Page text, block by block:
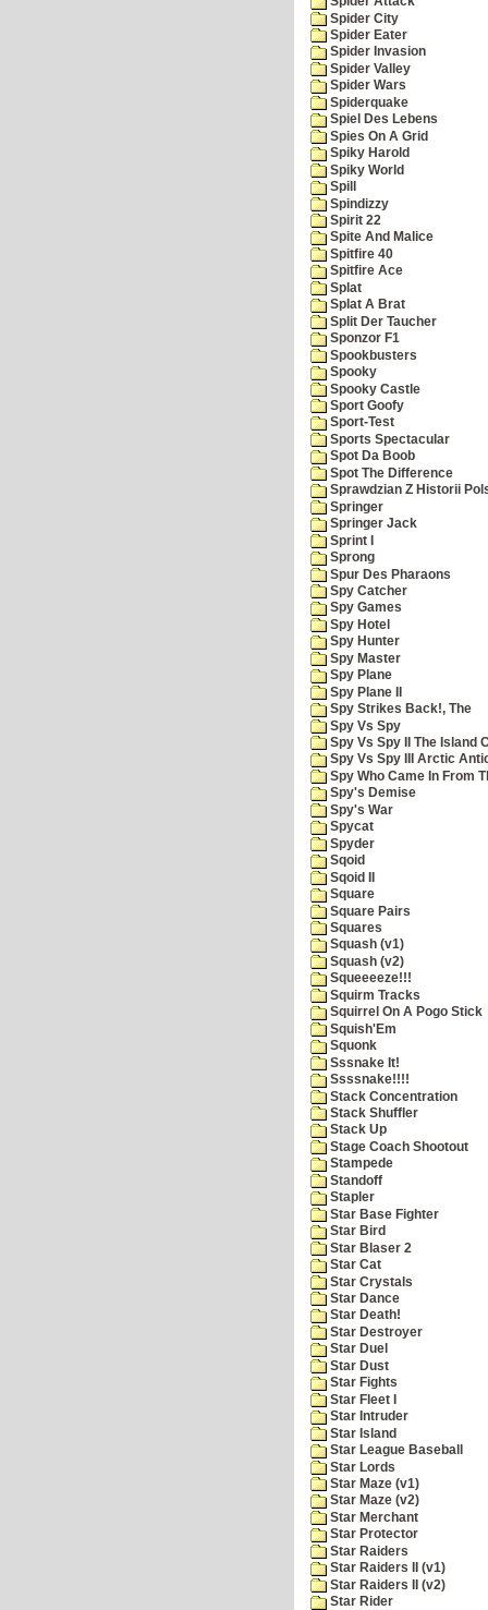
Spider City
Spider Eater
Spider Invasion
Spider Valley
Spider Wars
Spiderquake
Spiel Des Lebens
Spies On A Grid
Spiky Harold
Spiky World
Spill
Spindizzy
Spirit 22
Spite And Malice
Spitfire 40
Spitfire Ace
Splat
Splat A Brat
Split Der Taucher
Sponzor F1
Spookbusters
Spooky
Spooky Castle
Sport Goofy
Sport-Test
Sports Spectacular
Spot Da Boob
Spot The Difference
Sprawdzian Z Historii
Springer
Springer Jack
Sprint I
Sprong
Spur Des Pharaons
Spy Catcher
Spy Games
Spy Hotel
Spy Hunter
Spy Master
Spy Plane
Spy Plane II
Spy Strikes Back!, The
Spy Vs Spy
Spy Vs Spy II The Island
Spy Vs Spy III Arctic
Spy Who Came In From
Spy's Demise
Spy's War
Spycat
Spyder
Sqoid
Sqoid II
Square
Square Pairs
Squares
Squash (v1)
Squash (v2)
Squeeeeze!!!
Squirm Tracks
Squirrel On A Pogo Stick
Squish'Em
Squonk
Sssnake It!
Ssssnake!!!!
Stack Concentration
Stack Shuffler
Stack Up
Stage Coach Shootout
Stampede
Standoff
Stapler
Star Base Fighter
Star Bird
Star Blaser 2
Star Cat
Star Crystals
Star Dance
Star Death!
Star Destroyer
Star Duel
Star Dust
Star Fights
Star Fleet I
Star Intruder
Star Island
Star League Baseball
Star Lords
Star Maze (v1)
Star Maze (v2)
Star Merchant
Star Protector
Star Raiders
Star Raiders II (v1)
Star Raiders II (v2)
Star Rider